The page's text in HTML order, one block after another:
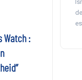
Watch :